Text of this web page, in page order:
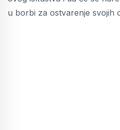
u borbi za ostvarenje svojih